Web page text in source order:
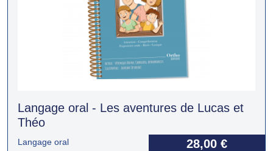
Langage oral - Les aventures de Lucas et
Théo
Langage oral 28,00 €